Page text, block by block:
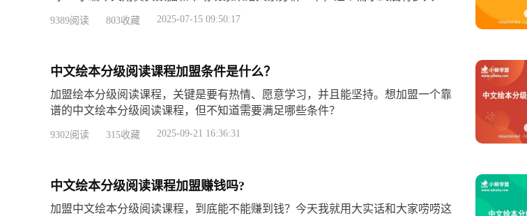
9389阅读 803收藏 2025-07-15 09:50:17
中文绘本分级阅读课程加盟条件是什么？
加盟绘本分级阅读课程，关键是要有热情、愿意学习，并且能坚持。想加盟一个靠
谱的中文绘本分级阅读课程，但不知道需要满足哪些条件？
9302阅读 315收藏 2025-09-21 16:36:31
中文绘本分级阅读课程加盟赚钱吗?
加盟中文绘本分级阅读课程，到底能不能赚到钱？今天我就用大实话和大家唠唠这